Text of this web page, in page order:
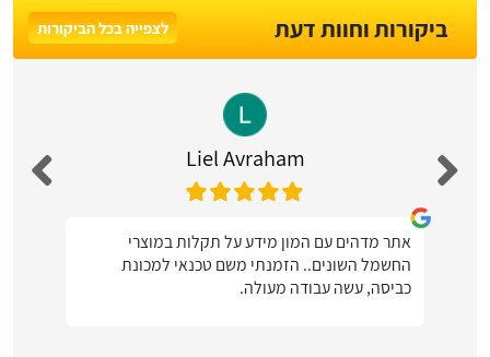
ביקורות וחוות דעת לצפייה בכל הביקורות
Liel Avraham
אתר מדהים עם המון מידע על תקלות במוצרי
החשמל השונים.. הזמנתי משם טכנאי למכונת
כביסה, עשה עבודה מעולה.